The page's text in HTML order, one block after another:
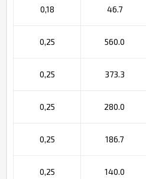
0,18 46.7
0,25 560.0
0,25 373.3
0,25 280.0
0,25 186.7
0,25 140.0